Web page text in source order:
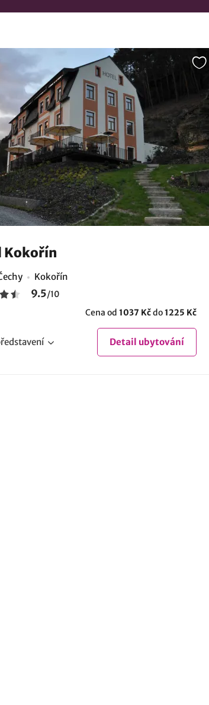
Kokořín
Kokořín
9.5/10
Cena od 1037 Kčdo1225 Kč
Detail ubytování